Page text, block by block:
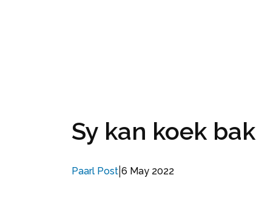
Sy kan koek bak
Paarl Post 6 May 2022